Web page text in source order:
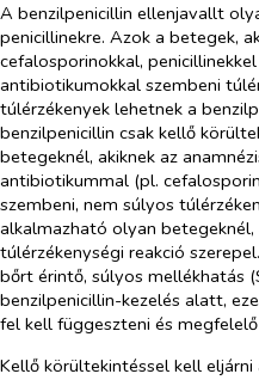
A benzilpenicillin ellenjavallt
penicillinekre. Azok a betegek,
cefalosporinokkal,
antibiotikumokkal szembeni
túlérzékenyek lehetnek a
benzilpenicillin csak kellő
betegeknél, akiknek az
antibiotikummal (pl.
szembeni, nem súlyos
alkalmazható olyan betegeknél,
túlérzékenységi reakció
bőrt érintő, súlyos mellékhatás
benzilpenicillin-kezelés alatt,
fel kell függeszteni és
Kellő körültekintéssel kell